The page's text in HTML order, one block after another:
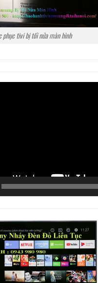
phục tivi bị tối nửa màn hình